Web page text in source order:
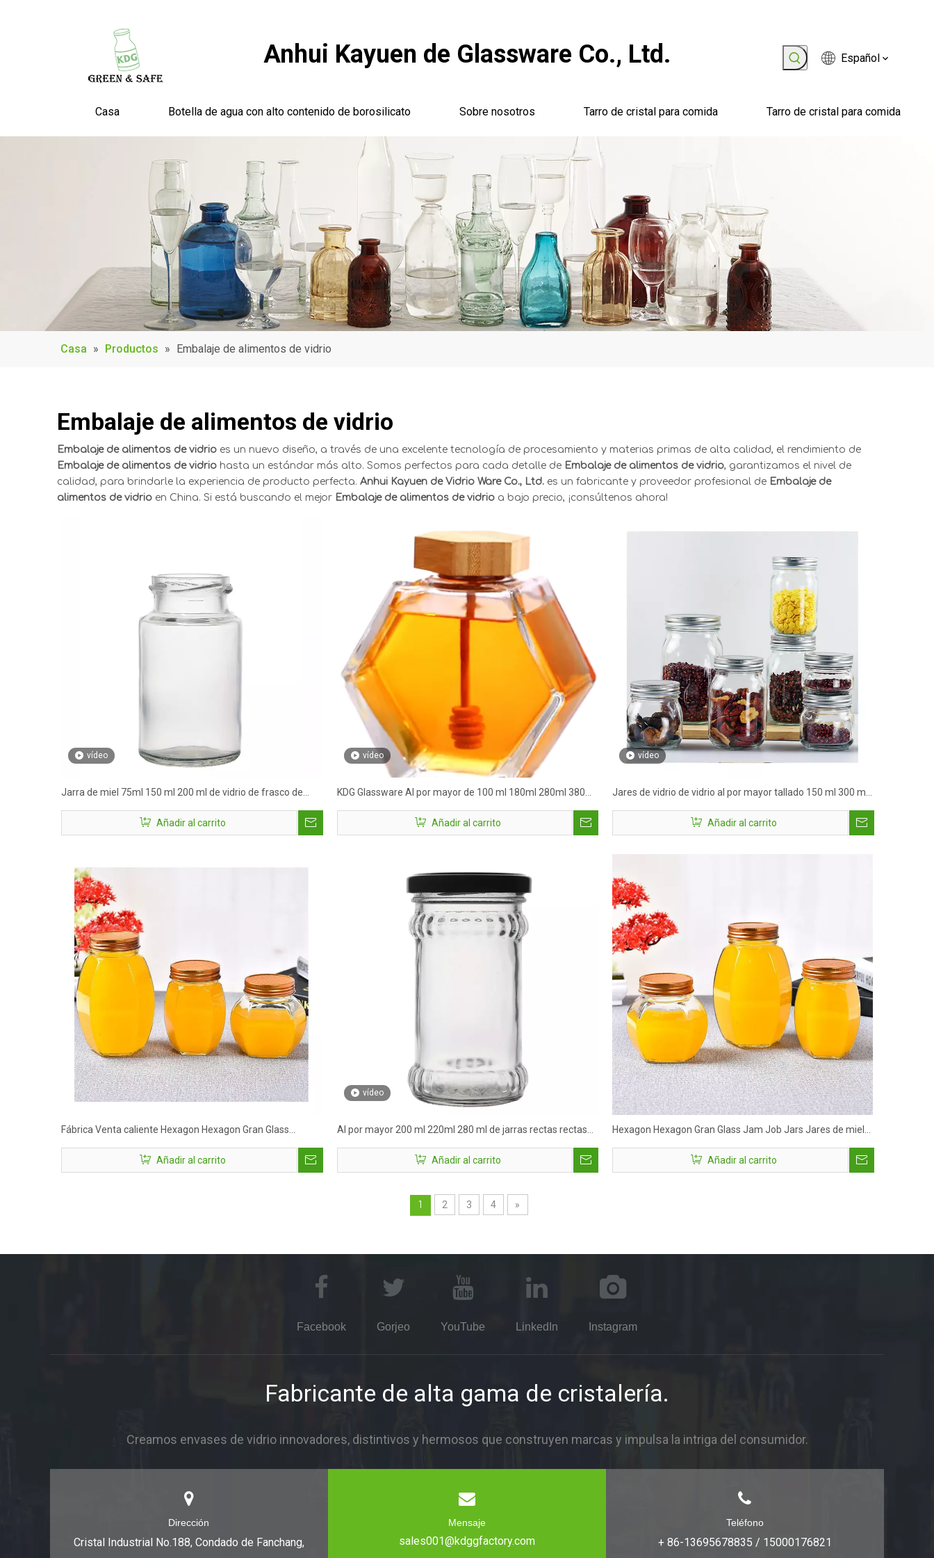
Anhui Kayuen de Glassware Co., Ltd. Español
Casa Botella de agua con alto contenido de borosilicato Sobre nosotros Tarro de cristal para comida Tarro de cristal para comida
Casa » Productos » Embalaje de alimentos de vidrio
Embalaje de alimentos de vidrio
Embalaje de alimentos de vidrio es un nuevo diseño, a través de una excelente tecnología de procesamiento y materias primas de alta calidad, el rendimiento de
Embalaje de alimentos de vidrio hasta un estándar más alto. Somos perfectos para cada detalle de Embalaje de alimentos de vidrio, garantizamos el nivel de
calidad, para brindarle la experiencia de producto perfecta. Anhui Kayuen de Vidrio Ware Co., Ltd. es un fabricante y proveedor profesional de Embalaje de
alimentos de vidrio en China. Si está buscando el mejor Embalaje de alimentos de vidrio a bajo precio, ¡consúltenos ahora!
vídeo
Jarra de miel 75ml 150 ml 200 ml de vidrio de frasco de
nido de pájaros
Añadir al carrito
vídeo
KDG Glassware Al por mayor de 100 ml 180ml 280ml 380
ml de jarras de miel de vidrio con tapas
Añadir al carrito
vídeo
Jares de vidrio de vidrio al por mayor tallado 150 ml 300 ml
500ml 1000ml Empaca de alimentos Uso para
Añadir al carrito
Fábrica Venta caliente Hexagon Hexagon Gran Glass
Almacenamiento Jam Jars Jares de miel
Añadir al carrito
vídeo
Al por mayor 200 ml 220ml 280 ml de jarras rectas rectas
de vidrio empaquetado de alimentos jarras de vidrio
frascos de vidrio con fabricante de tapa
Añadir al carrito
Hexagon Hexagon Gran Glass Jam Job Jars Jares de miel
al por mayor
Añadir al carrito
1 2 3 4 »
Facebook Gorjeo YouTube LinkedIn Instagram
Fabricante de alta gama de cristalería.
Creamos envases de vidrio innovadores, distintivos y hermosos que construyen marcas y impulsa la intriga del consumidor.
Dirección
Cristal Industrial No.188, Condado de Fanchang,
Mensaje
sales001@kdggfactory.com
Teléfono
+ 86-13695678835 / 15000176821